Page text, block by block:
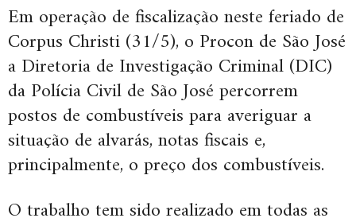
Em operação de fiscalização neste feriado de
Corpus Christi (31/5), o Procon de São José
a Diretoria de Investigação Criminal (DIC)
da Polícia Civil de São José percorrem
postos de combustíveis para averiguar a
situação de alvarás, notas fiscais e,
principalmente, o preço dos combustíveis.
O trabalho tem sido realizado em todas as